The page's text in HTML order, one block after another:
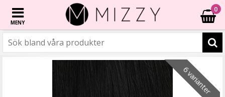
MENY
0
6 varianter
6 varianter
6 varianter
2 varianter
6 varianter
6 varianter